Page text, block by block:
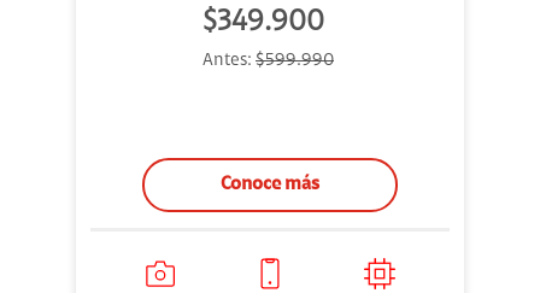
$349.900
Antes: $599.990
Conoce más